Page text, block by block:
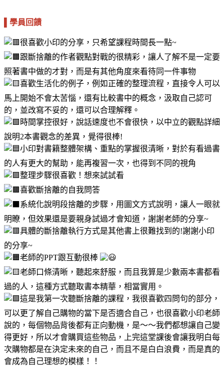
▌學員回饋
很喜歡小印的分享，只希望課程時間長一點~
跟斷捨離的作者觀點對戰的很精彩，讓人了解不是一定要
照著書中做的才對，而是有其他角度來看待同一件事物
喜歡生活化的例子，例如正確的整理流程，直接令人可以
馬上開始不會太苦惱，還有比較書中的概念，汲取自己認可
的，並改寫不妥的，還可以合理解釋。
時間掌控很好，說話速度也不會很快，以中立的觀點詳細
說明2本書觀念的差異，覺得很棒!
小印對書籍整體架構、重點的掌握很清晰，對於有看過書
的人有更大的幫助，能再複習一次，也得到不同的視角
整理步驟很喜歡！想來試試看
喜歡斷捨離的自我問答
系統化說明段捨離的步驟，用圖文方式說明，讓人一眼就
明瞭，但效果還是要親身試過才會知道，謝謝老師的分享~
具體的斷捨離執行方式是其他書上很難找到的!謝謝小印
的分享~
老師的PPT跟互動很棒
老師口條清晰，聽起來舒服，而且我算是少數兩本書都看
過的人，這種方式聽取書本精華，相當實用。
這是我第一次聽斷捨離的課程，我很喜歡四問句的部分，
可以更了解自己購物的當下是否適合自己，也很喜歡小印老師
說的，每個物品背後都有正向動機，是～～我們都想讓自己變
得更好，所以才會購買這些物品，上完這堂課後會讓我明白每
次購物都是在決定未來的自己，而且不是白白浪費，而是真的
會成為自己理想的模樣！！